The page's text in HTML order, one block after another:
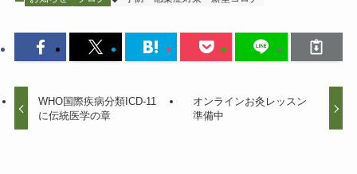
WHO国際疾病分類ICD-11
に伝統医学の章
オンラインお灸レッスン
準備中